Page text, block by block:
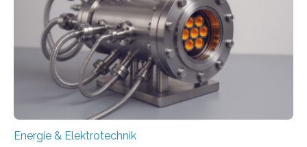
Netzanschluss von Erneuerbare-Energien-Anlagen
(EE-Anlagen) ist entscheidend für die Energiewende.
Denn ohne Anschluss an das Netz kann kein Strom
eingespeist werden. Nach dem Erneuerbare-Energien-
Gesetz (EEG) sind Netzbetreiber…
Energie & Elektrotechnik